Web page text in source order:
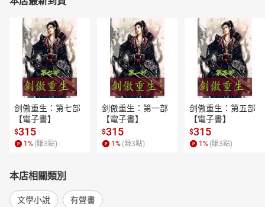
剑傲重生：第七部
【電子書】
$315
1 % (賺3點)
剑傲重生：第一部
【電子書】
$315
1 % (賺3點)
剑傲重生：第五部
【電子書】
$315
1 % (賺3點)
本店相關類別
文學小說 有聲書